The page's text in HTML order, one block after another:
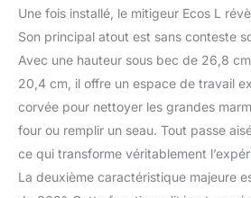
Une fois installé, le mitigeur Ecos L
Son principal atout est sans conteste
Avec une hauteur sous bec de 26,8
20,4 cm, il offre un espace de travail
corvée pour nettoyer les grandes
four ou remplir un seau. Tout passe
ce qui transforme véritablement
La deuxième caractéristique majeure